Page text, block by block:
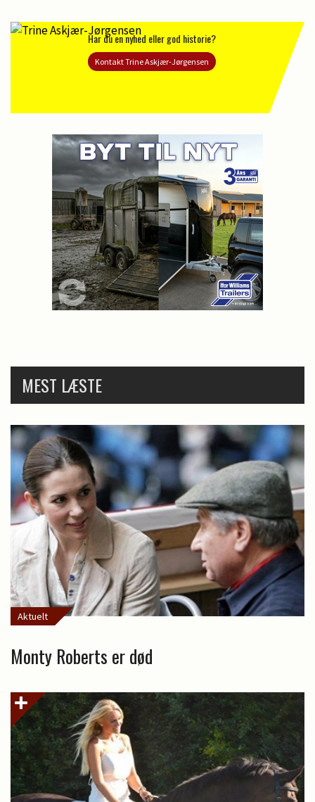
Har du en nyhed eller god historie?
Kontakt Trine Askjær-Jørgensen
MEST LÆSTE
Aktuelt
Monty Roberts er død